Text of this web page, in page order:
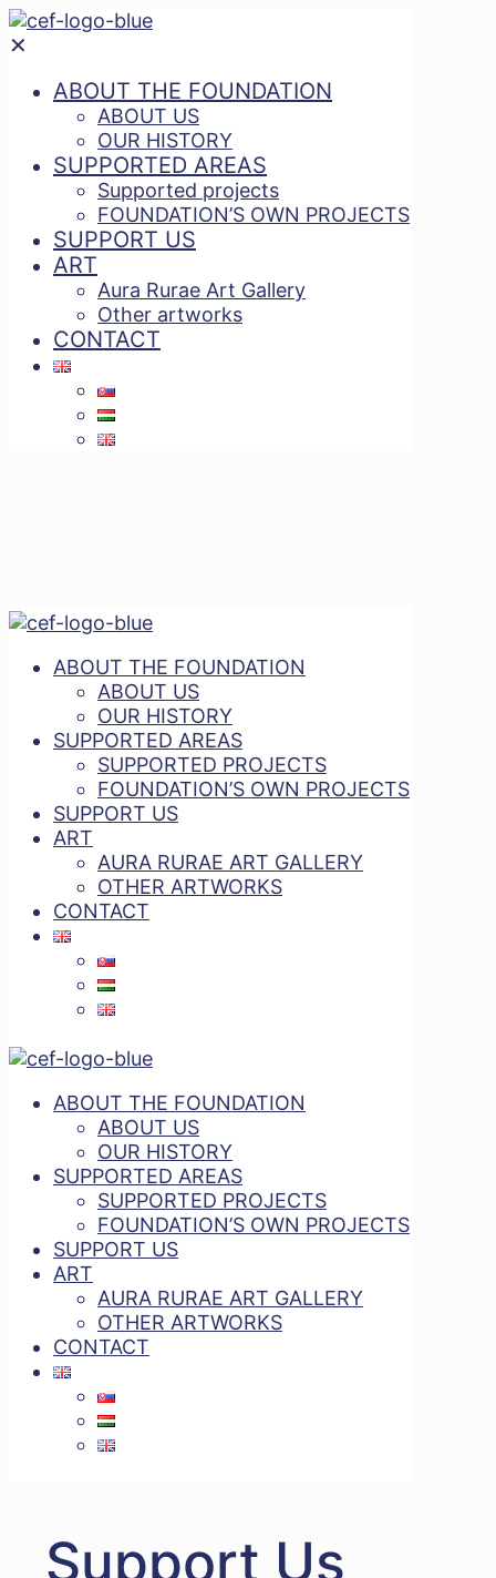
✕
ABOUT THE FOUNDATION
ABOUT US
OUR HISTORY
SUPPORTED AREAS
Supported projects
FOUNDATION’S OWN PROJECTS
SUPPORT US
ART
Aura Rurae Art Gallery
Other artworks
CONTACT
ABOUT THE FOUNDATION
ABOUT US
OUR HISTORY
SUPPORTED AREAS
SUPPORTED PROJECTS
FOUNDATION’S OWN PROJECTS
SUPPORT US
ART
AURA RURAE ART GALLERY
OTHER ARTWORKS
CONTACT
ABOUT THE FOUNDATION
ABOUT US
OUR HISTORY
SUPPORTED AREAS
SUPPORTED PROJECTS
FOUNDATION’S OWN PROJECTS
SUPPORT US
ART
AURA RURAE ART GALLERY
OTHER ARTWORKS
CONTACT
Support Us